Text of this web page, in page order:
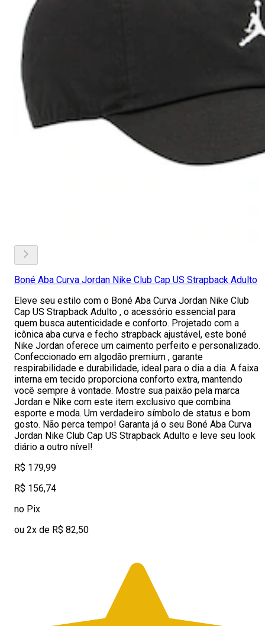
Boné Aba Curva Jordan Nike Club Cap US Strapback Adulto
Eleve seu estilo com o Boné Aba Curva Jordan Nike Club
Cap US Strapback Adulto , o acessório essencial para
quem busca autenticidade e conforto. Projetado com a
icônica aba curva e fecho strapback ajustável, este boné
Nike Jordan oferece um caimento perfeito e personalizado.
Confeccionado em algodão premium , garante
respirabilidade e durabilidade, ideal para o dia a dia. A faixa
interna em tecido proporciona conforto extra, mantendo
você sempre à vontade. Mostre sua paixão pela marca
Jordan e Nike com este item exclusivo que combina
esporte e moda. Um verdadeiro símbolo de status e bom
gosto. Não perca tempo! Garanta já o seu Boné Aba Curva
Jordan Nike Club Cap US Strapback Adulto e leve seu look
diário a outro nível!
R$ 179,99
R$ 156,74
no Pix
ou 2x de R$ 82,50